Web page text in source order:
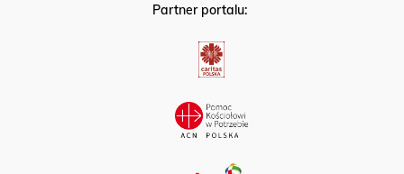
Partner portalu: